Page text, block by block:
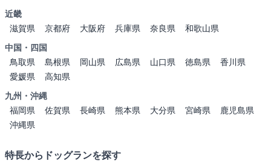
近畿
滋賀県
京都府 大阪府 兵庫県 奈良県
和歌山県
中国・四国
鳥取県
島根県 岡山県 広島県 山口県 徳島県
香川県
愛媛県
高知県
九州・沖縄
福岡県
佐賀県 長崎県 熊本県 大分県 宮崎県
鹿児島県
沖縄県
特長からドッグランを探す